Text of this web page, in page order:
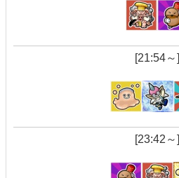
[21:54～]
[23:42～]